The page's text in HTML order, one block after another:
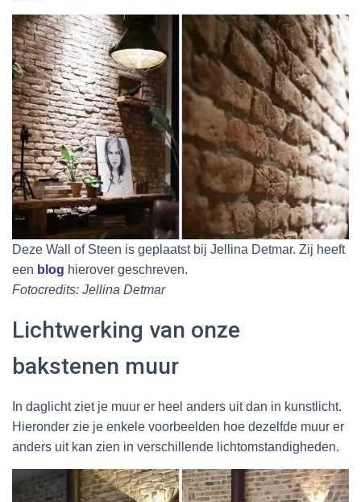
Deze Wall of Steen is geplaatst bij Jellina Detmar. Zij heeft
een blog hierover geschreven.
Fotocredits: Jellina Detmar
Lichtwerking van onze
bakstenen muur
In daglicht ziet je muur er heel anders uit dan in kunstlicht.
Hieronder zie je enkele voorbeelden hoe dezelfde muur er
anders uit kan zien in verschillende lichtomstandigheden.